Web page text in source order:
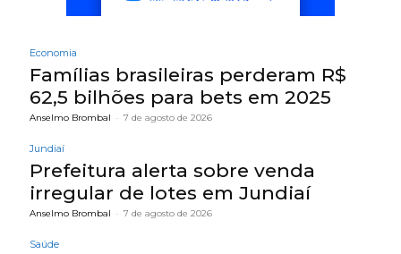
Economia
Famílias brasileiras perderam R$
62,5 bilhões para bets em 2025
Anselmo Brombal - 7 de agosto de 2026
Jundiaí
Prefeitura alerta sobre venda
irregular de lotes em Jundiaí
Anselmo Brombal - 7 de agosto de 2026
Saúde